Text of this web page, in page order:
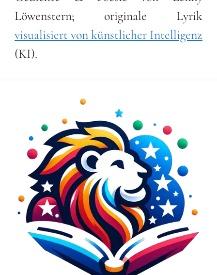
Löwenstern; originale Lyrik
visualisiert von künstlicher Intelligenz
(KI).